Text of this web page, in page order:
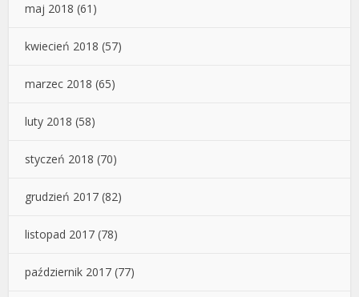
maj 2018 (61)
kwiecień 2018 (57)
marzec 2018 (65)
luty 2018 (58)
styczeń 2018 (70)
grudzień 2017 (82)
listopad 2017 (78)
październik 2017 (77)